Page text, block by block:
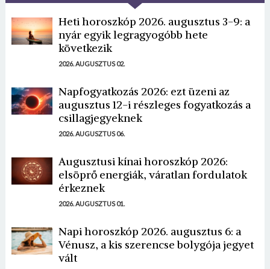
Heti horoszkóp 2026. augusztus 3-9: a
nyár egyik legragyogóbb hete
következik
2026. AUGUSZTUS 02.
Napfogyatkozás 2026: ezt üzeni az
augusztus 12-i részleges fogyatkozás a
csillagjegyeknek
2026. AUGUSZTUS 06.
Augusztusi kínai horoszkóp 2026:
elsöprő energiák, váratlan fordulatok
érkeznek
2026. AUGUSZTUS 01.
Napi horoszkóp 2026. augusztus 6: a
Vénusz, a kis szerencse bolygója jegyet
vált